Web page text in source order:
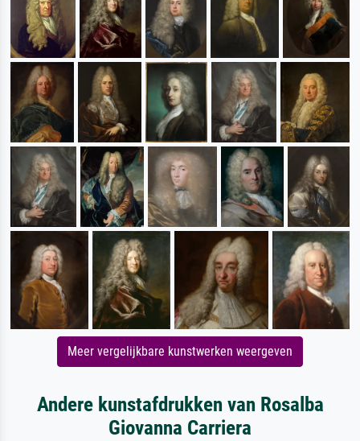
Meer vergelijkbare kunstwerken weergeven
Andere kunstafdrukken van Rosalba
Giovanna Carriera